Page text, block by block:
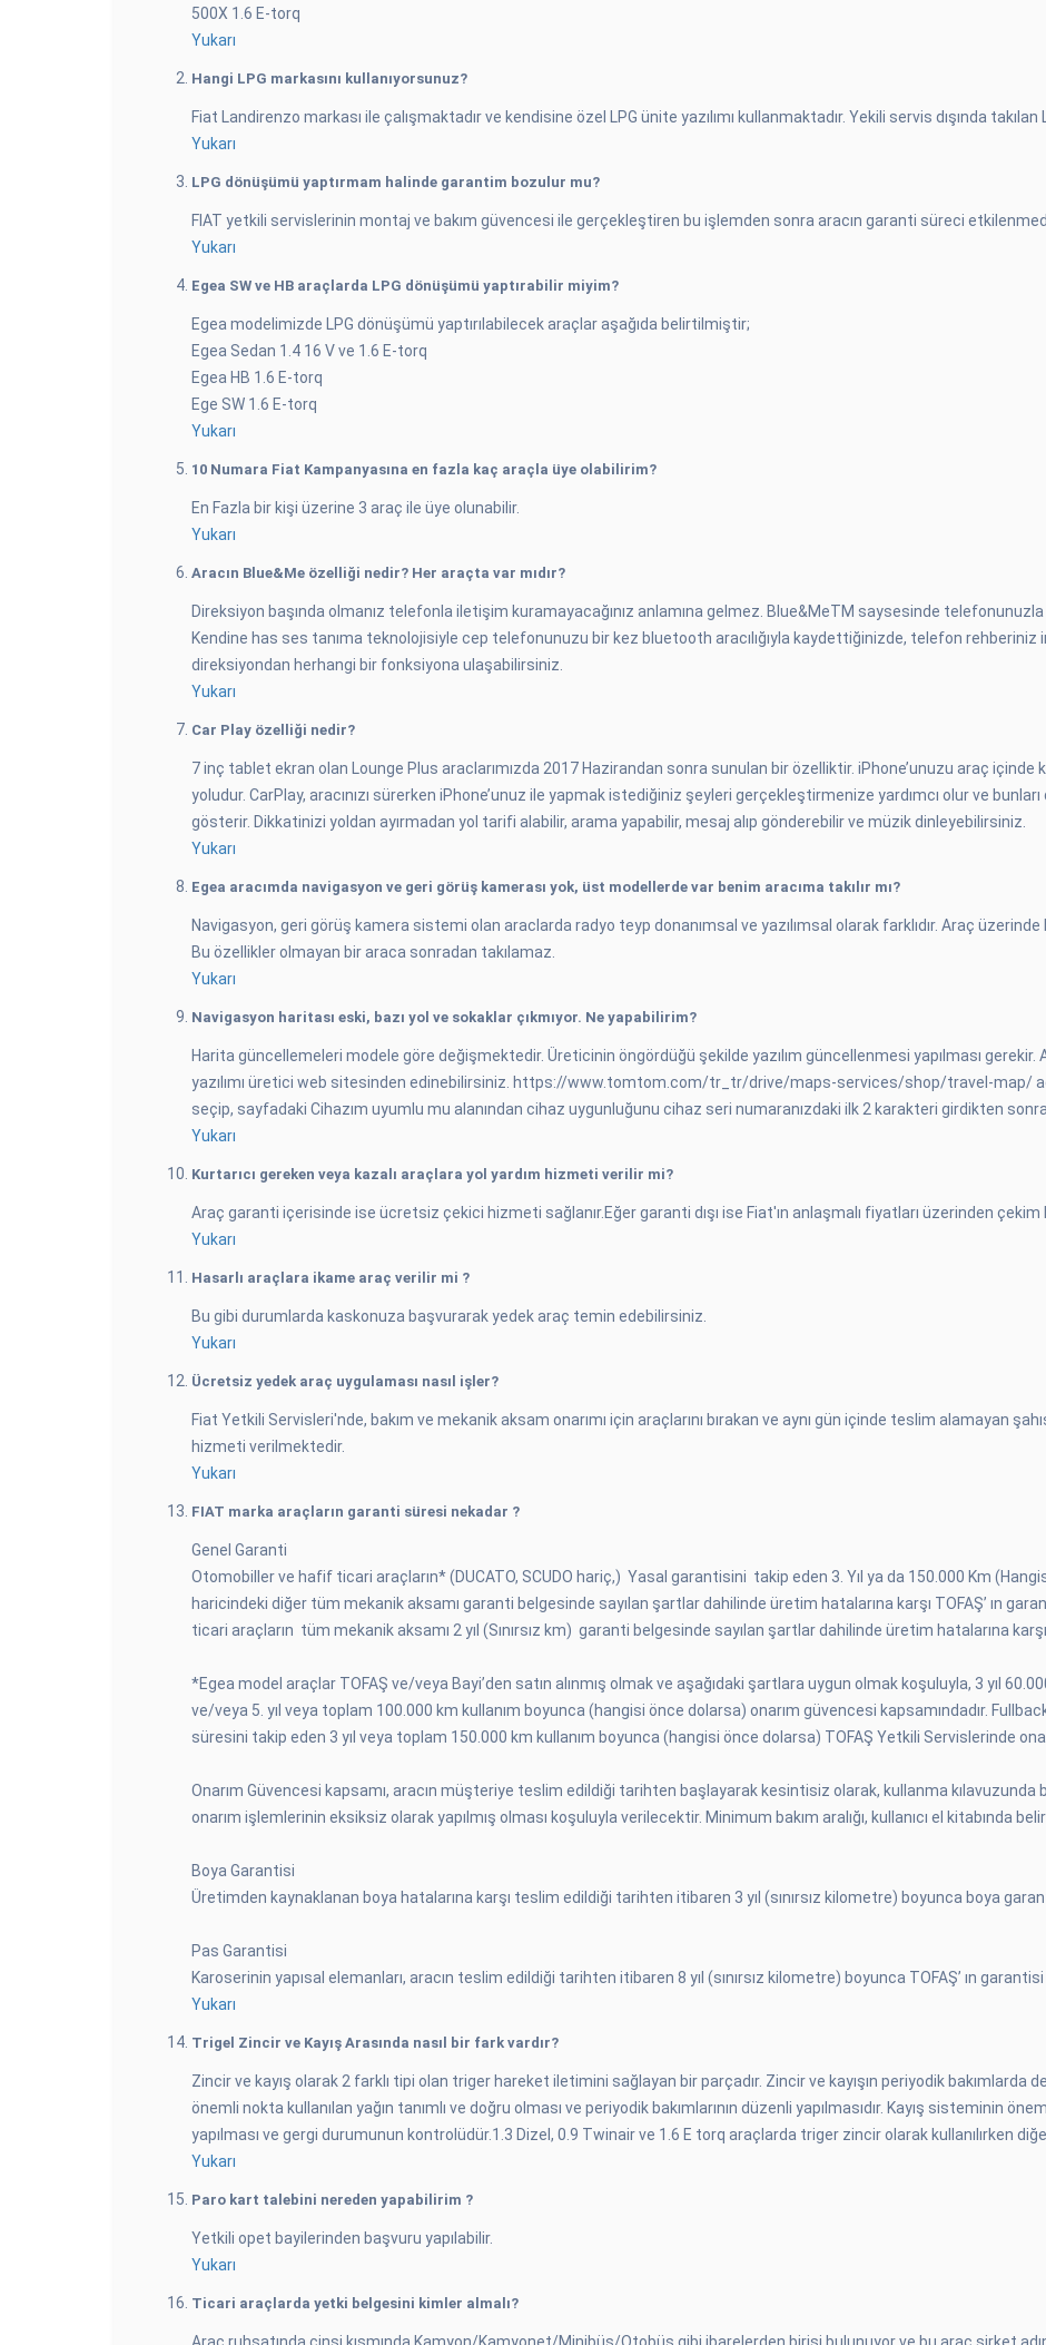
500X 1.6 E-torq
Yukarı
Hangi LPG markasını kullanıyorsunuz?
Fiat Landirenzo markası ile çalışmaktadır ve kendisine özel LPG ünite yazılımı kullanmaktadır. Yekili servis dışında takılan
Yukarı
LPG dönüşümü yaptırmam halinde garantim bozulur mu?
FIAT yetkili servislerinin montaj ve bakım güvencesi ile gerçekleştiren bu işlemden sonra aracın garanti süreci
Yukarı
Egea SW ve HB araçlarda LPG dönüşümü yaptırabilir miyim?
Egea modelimizde LPG dönüşümü yaptırılabilecek araçlar aşağıda belirtilmiştir;
Egea Sedan 1.4 16 V ve 1.6 E-torq
Egea HB 1.6 E-torq
Ege SW 1.6 E-torq
Yukarı
10 Numara Fiat Kampanyasına en fazla kaç araçla üye olabilirim?
En Fazla bir kişi üzerine 3 araç ile üye olunabilir.
Yukarı
Aracın Blue&Me özelliği nedir? Her araçta var mıdır?
Direksiyon başında olmanız telefonla iletişim kuramayacağınız anlamına gelmez. Blue&MeTM saysesinde
Kendine has ses tanıma teknolojisiyle cep telefonunuzu bir kez bluetooth aracılığıyla kaydettiğinizde, telefon rehberiniz
direksiyondan herhangi bir fonksiyona ulaşabilirsiniz.
Yukarı
Car Play özelliği nedir?
7 inç tablet ekran olan Lounge Plus araclarımızda 2017 Hazirandan sonra sunulan bir özelliktir. iPhone’unuzu araç içinde
yoludur. CarPlay, aracınızı sürerken iPhone’unuz ile yapmak istediğiniz şeyleri gerçekleştirmenize yardımcı olur ve bunları
gösterir. Dikkatinizi yoldan ayırmadan yol tarifi alabilir, arama yapabilir, mesaj alıp gönderebilir ve müzik dinleyebilirsiniz.
Yukarı
Egea aracımda navigasyon ve geri görüş kamerası yok, üst modellerde var benim aracıma takılır mı?
Navigasyon, geri görüş kamera sistemi olan araclarda radyo teyp donanımsal ve yazılımsal olarak farklıdır. Araç
Bu özellikler olmayan bir araca sonradan takılamaz.
Yukarı
Navigasyon haritası eski, bazı yol ve sokaklar çıkmıyor. Ne yapabilirim?
Harita güncellemeleri modele göre değişmektedir. Üreticinin öngördüğü şekilde yazılım güncellenmesi yapılması gerekir.
yazılımı üretici web sitesinden edinebilirsiniz. https://www.tomtom.com/tr_tr/drive/maps-services/shop/travel-map/
seçip, sayfadaki Cihazım uyumlu mu alanından cihaz uygunluğunu cihaz seri numaranızdaki ilk 2 karakteri girdikten
Yukarı
Kurtarıcı gereken veya kazalı araçlara yol yardım hizmeti verilir mi?
Araç garanti içerisinde ise ücretsiz çekici hizmeti sağlanır.Eğer garanti dışı ise Fiat'ın anlaşmalı fiyatları üzerinden çekim
Yukarı
Hasarlı araçlara ikame araç verilir mi ?
Bu gibi durumlarda kaskonuza başvurarak yedek araç temin edebilirsiniz.
Yukarı
Ücretsiz yedek araç uygulaması nasıl işler?
Fiat Yetkili Servisleri'nde, bakım ve mekanik aksam onarımı için araçlarını bırakan ve aynı gün içinde teslim alamayan
hizmeti verilmektedir.
Yukarı
FIAT marka araçların garanti süresi nekadar ?
Genel Garanti
Otomobiller ve hafif ticari araçların* (DUCATO, SCUDO hariç,) Yasal garantisini takip eden 3. Yıl ya da 150.000 Km
haricindeki diğer tüm mekanik aksamı garanti belgesinde sayılan şartlar dahilinde üretim hatalarına karşı TOFAŞ’ ın
ticari araçların tüm mekanik aksamı 2 yıl (Sınırsız km) garanti belgesinde sayılan şartlar dahilinde üretim hatalarına karşı
*Egea model araçlar TOFAŞ ve/veya Bayi’den satın alınmış olmak ve aşağıdaki şartlara uygun olmak koşuluyla, 3 yıl
ve/veya 5. yıl veya toplam 100.000 km kullanım boyunca (hangisi önce dolarsa) onarım güvencesi kapsamındadır.
süresini takip eden 3 yıl veya toplam 150.000 km kullanım boyunca (hangisi önce dolarsa) TOFAŞ Yetkili Servislerinde
Onarım Güvencesi kapsamı, aracın müşteriye teslim edildiği tarihten başlayarak kesintisiz olarak, kullanma kılavuzunda
onarım işlemlerinin eksiksiz olarak yapılmış olması koşuluyla verilecektir. Minimum bakım aralığı, kullanıcı el kitabında
Boya Garantisi
Üretimden kaynaklanan boya hatalarına karşı teslim edildiği tarihten itibaren 3 yıl (sınırsız kilometre) boyunca boya
Pas Garantisi
Karoserinin yapısal elemanları, aracın teslim edildiği tarihten itibaren 8 yıl (sınırsız kilometre) boyunca TOFAŞ’ ın garantisi
Yukarı
Trigel Zincir ve Kayış Arasında nasıl bir fark vardır?
Zincir ve kayış olarak 2 farklı tipi olan triger hareket iletimini sağlayan bir parçadır. Zincir ve kayışın periyodik bakımlarda
önemli nokta kullanılan yağın tanımlı ve doğru olması ve periyodik bakımlarının düzenli yapılmasıdır. Kayış sisteminin
yapılması ve gergi durumunun kontrolüdür.1.3 Dizel, 0.9 Twinair ve 1.6 E torq araçlarda triger zincir olarak kullanılırken
Yukarı
Paro kart talebini nereden yapabilirim ?
Yetkili opet bayilerinden başvuru yapılabilir.
Yukarı
Ticari araçlarda yetki belgesini kimler almalı?